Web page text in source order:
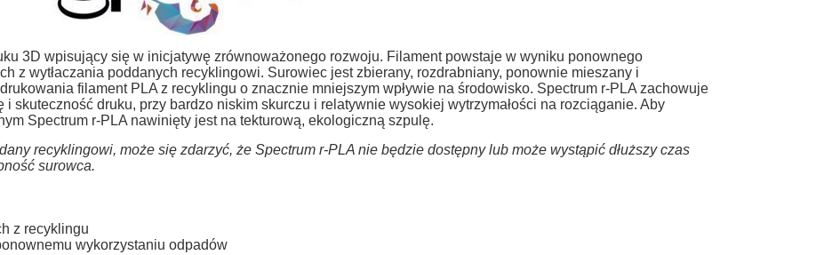
3D wpisujący się w inicjatywę zrównoważonego rozwoju. Filament powstaje w wyniku ponownego
z wytłaczania poddanych recyklingowi. Surowiec jest zbierany, rozdrabniany, ponownie mieszany i
filament PLA z recyklingu o znacznie mniejszym wpływie na środowisko. Spectrum r-PLA zachowuje
skuteczność druku, przy bardzo niskim skurczu i relatywnie wysokiej wytrzymałości na rozciąganie. Aby
Spectrum r-PLA nawinięty jest na tekturową, ekologiczną szpulę.
recyklingowi, może się zdarzyć, że Spectrum r-PLA nie będzie dostępny lub może wystąpić dłuższy czas
surowca.
z recyklingu
wykorzystaniu odpadów